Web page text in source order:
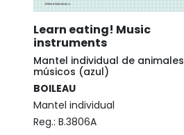
Learn eating! Music
instruments
Mantel individual de animales
músicos (azul)
BOILEAU
Mantel individual
Reg.: B.3806A